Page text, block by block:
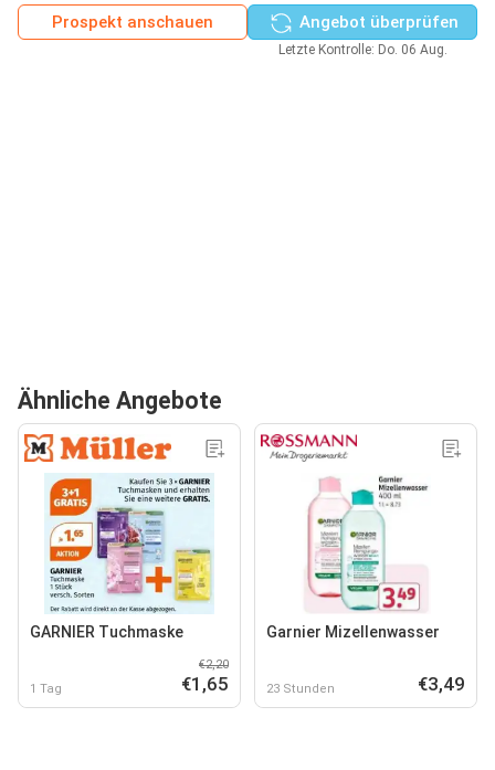
Prospekt anschauen
Angebot überprüfen
Letzte Kontrolle: Do. 06 Aug.
Ähnliche Angebote
GARNIER Tuchmaske
1 Tag
€2,20
€1,65
Garnier Mizellenwasser
23 Stunden €3,49